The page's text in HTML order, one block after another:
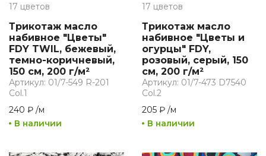
17 цветов
Трикотаж масло
набивное "Цветы"
FDY TWIL, бежевый,
темно-коричневый,
150 см, 200 г/м²
Артикул: 01/7-549 R-201
Col.1
240 ₽ /м
В наличии
17 цветов
Трикотаж масло
набивное "Цветы и
огурцы" FDY,
розовый, серый, 150
см, 200 г/м²
Артикул: 01/7-473 D7540
Col.2
205 ₽ /м
В наличии